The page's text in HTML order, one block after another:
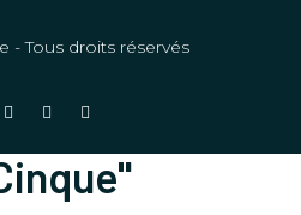
- Tous droits réservés